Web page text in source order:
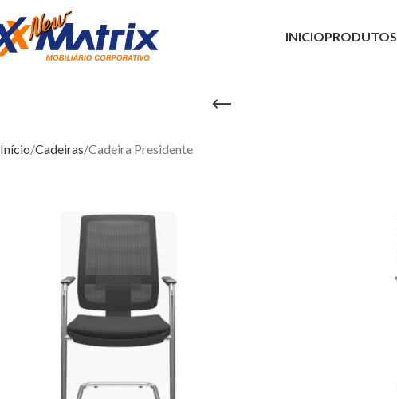
INICIOPRODUTOS
Início Cadeiras Cadeira Presidente